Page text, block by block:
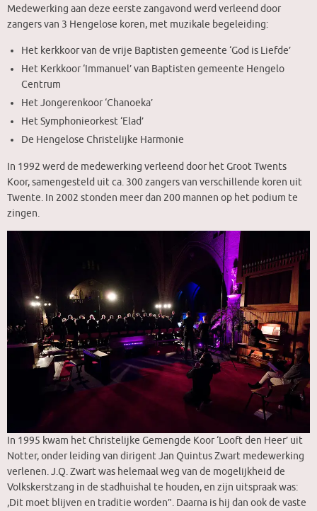
Medewerking aan deze eerste zangavond werd verleend door
zangers van 3 Hengelose koren, met muzikale begeleiding:
Het kerkkoor van de vrije Baptisten gemeente ‘God is Liefde’
Het Kerkkoor ‘Immanuel’ van Baptisten gemeente Hengelo
Centrum
Het Jongerenkoor ‘Chanoeka’
Het Symphonieorkest ‘Elad’
De Hengelose Christelijke Harmonie
In 1992 werd de medewerking verleend door het Groot Twents
Koor, samengesteld uit ca. 300 zangers van verschillende koren uit
Twente. In 2002 stonden meer dan 200 mannen op het podium te
zingen.
In 1995 kwam het Christelijke Gemengde Koor ‘Looft den Heer’ uit
Notter, onder leiding van dirigent Jan Quintus Zwart medewerking
verlenen. J.Q. Zwart was helemaal weg van de mogelijkheid de
Volkskerstzang in de stadhuishal te houden, en zijn uitspraak was:
,Dit moet blijven en traditie worden”. Daarna is hij dan ook de vaste